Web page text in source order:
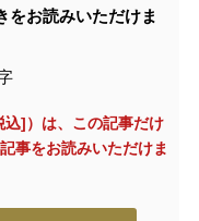
をお読みいただけま
]）は、この記事だけ
事をお読みいただけま